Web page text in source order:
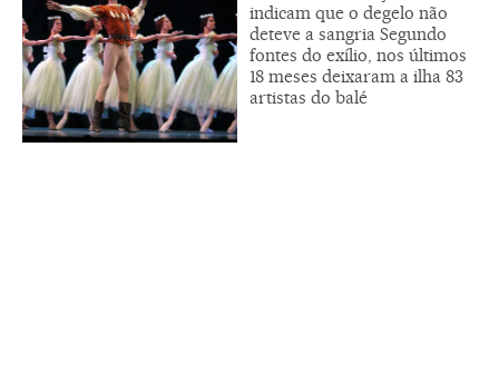
indicam que o degelo não
deteve a sangria Segundo
fontes do exílio, nos últimos
18 meses deixaram a ilha 83
artistas do balé